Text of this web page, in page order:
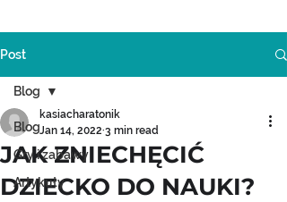
Post
Blog
Gry i zabawy
Artykuły
Blog
JAK ZNIECHĘCIĆ
DZIECKO DO NAUKI?
kasiacharatonik
Jan 14, 2022 3 min read